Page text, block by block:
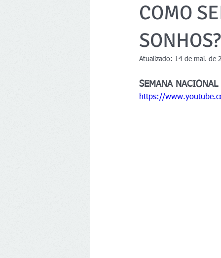
COMO
SONHOS?
Atualizado: 14 de mai. de
SEMANA
https://